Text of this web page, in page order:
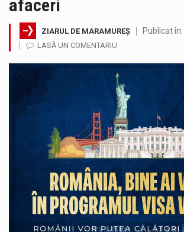
afaceri
ZIARUL DE MARAMUREȘ Publicat în:
LASĂ UN COMENTARIU